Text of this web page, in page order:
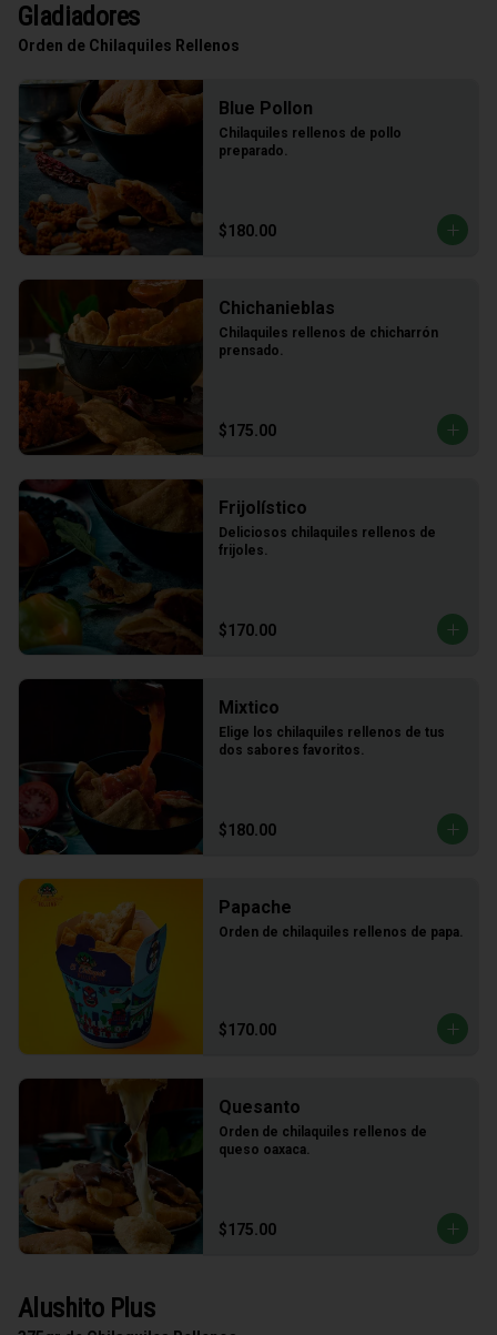
Gladiadores
Orden de Chilaquiles Rellenos
Blue Pollon
Chilaquiles rellenos de pollo
preparado.
$180.00
Chichanieblas
Chilaquiles rellenos de chicharrón
prensado.
$175.00
Frijolístico
Deliciosos chilaquiles rellenos de
frijoles.
$170.00
Mixtico
Elige los chilaquiles rellenos de tus
dos sabores favoritos.
$180.00
Papache
Orden de chilaquiles rellenos de papa.
$170.00
Quesanto
Orden de chilaquiles rellenos de
queso oaxaca.
$175.00
Alushito Plus